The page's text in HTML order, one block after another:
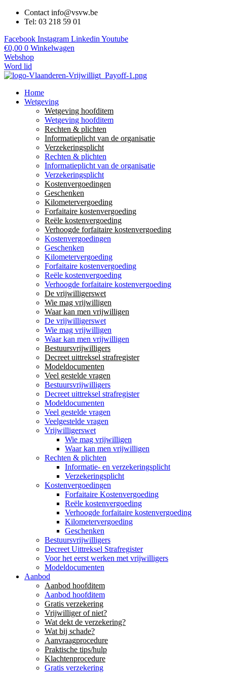
Contact info@vsvw.be
Tel: 03 218 59 01
Facebook Instagram Linkedin Youtube
€0,00 0 Winkelwagen
Webshop
Word lid
Home
Wetgeving
Wetgeving hoofditem
Wetgeving hoofditem
Rechten & plichten
Informatieplicht van de organisatie
Verzekeringsplicht
Rechten & plichten
Informatieplicht van de organisatie
Verzekeringsplicht
Kostenvergoedingen
Geschenken
Kilometervergoeding
Forfaitaire kostenvergoeding
Reële kostenvergoeding
Verhoogde forfaitaire kostenvergoeding
Kostenvergoedingen
Geschenken
Kilometervergoeding
Forfaitaire kostenvergoeding
Reële kostenvergoeding
Verhoogde forfaitaire kostenvergoeding
De vrijwilligerswet
Wie mag vrijwilligen
Waar kan men vrijwilligen
De vrijwilligerswet
Wie mag vrijwilligen
Waar kan men vrijwilligen
Bestuursvrijwilligers
Decreet uittreksel strafregister
Modeldocumenten
Veel gestelde vragen
Bestuursvrijwilligers
Decreet uittreksel strafregister
Modeldocumenten
Veel gestelde vragen
Veelgestelde vragen
Vrijwilligerswet
Wie mag vrijwilligen
Waar kan men vrijwilligen
Rechten & plichten
Informatie- en verzekeringsplicht
Verzekeringsplicht
Kostenvergoedingen
Forfaitaire Kostenvergoeding
Reële kostenvergoeding
Verhoogde forfaitaire kostenvergoeding
Kilometervergoeding
Geschenken
Bestuursvrijwilligers
Decreet Uittreksel Strafregister
Voor het eerst werken met vrijwilligers
Modeldocumenten
Aanbod
Aanbod hoofditem
Aanbod hoofditem
Gratis verzekering
Vrijwilliger of niet?
Wat dekt de verzekering?
Wat bij schade?
Aanvraagprocedure
Praktische tips/hulp
Klachtenprocedure
Gratis verzekering